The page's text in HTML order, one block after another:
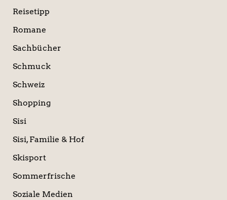
Reisetipp
Romane
Sachbücher
Schmuck
Schweiz
Shopping
Sisi
Sisi, Familie & Hof
Skisport
Sommerfrische
Soziale Medien